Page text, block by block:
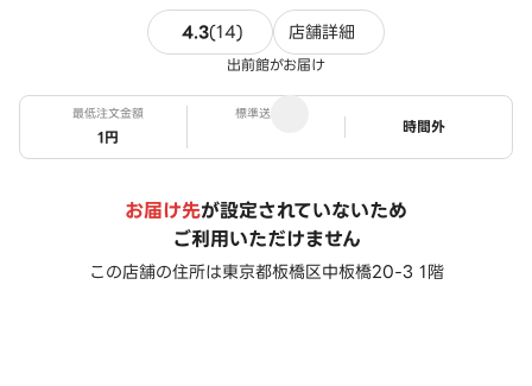
4.3(14) 14件のレビュー
店舗詳細
出前館がお届け
最低注文金額
1円
標準送料
ステータス
時間外
お届け先が設定されていないため
ご利用いただけません
この店舗の住所は東京都板橋区中板橋20-3 1階